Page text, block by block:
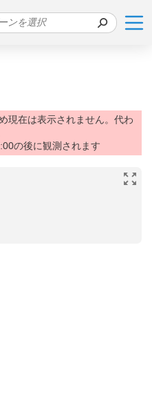
現在は表示されません。代わ
の後に観測されます